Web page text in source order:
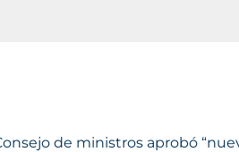
de ministros aprobó